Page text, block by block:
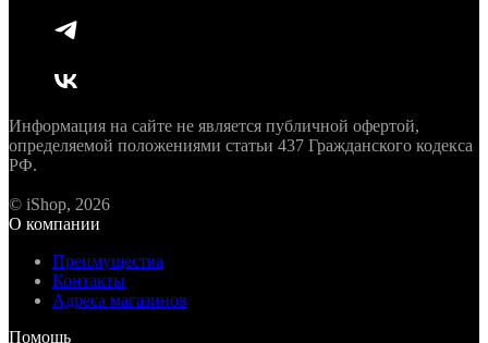
Информация на сайте не является публичной офертой,
определяемой положениями статьи 437 Гражданского кодекса
РФ.
© iShop, 2026
О компании
Преимущества
Контакты
Адреса магазинов
Помощь